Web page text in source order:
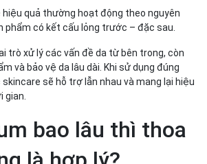
quả thường hoạt động theo nguyên
phẩm có kết cấu lỏng trước – đặc sau.
trò xử lý các vấn đề da từ bên trong, còn
và bảo vệ da lâu dài. Khi sử dụng đúng
sẽ hỗ trợ lẫn nhau và mang lại hiệu
bao lâu thì thoa